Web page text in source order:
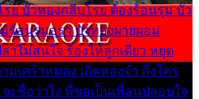
ย บัวทองกลีบโรย ต้องร้อนรุม บัว
ร้อนรุมอุรา บัวทองผ่ายผอม
าไม่สนใจ ร้องไห้ลูกเดียว หยุด
มเศร้าหมอง เถิดทองจ๋า ถึงใคร
จะชื่อว่าไง พี่ขอเป็นเพื่อนปลอบใจ